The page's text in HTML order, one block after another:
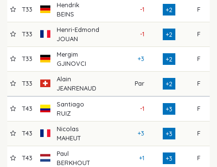
T33
Hendrik
BEINS
-1 +2 F
T33
Henri-Edmond
JOUAN
-1 +2 F
T33
Mergim
GJINOVCI
+3 +2 F
T33
Alain
JEANRENAUD
Par +2 F
T43
Santiago
RUIZ
-1 +3 F
T43
Nicolas
MAHEUT
+3 +3 F
T43
Paul
BERKHOUT
+1 +3 F